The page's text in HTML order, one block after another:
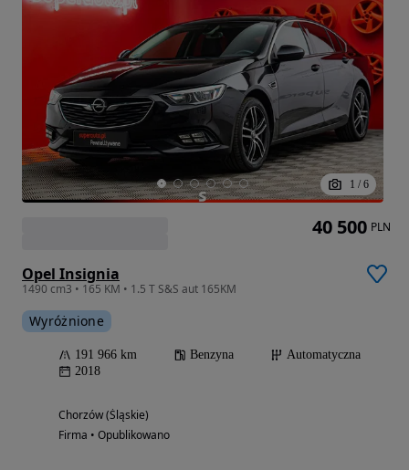
1 / 6
Opel Insignia
1490 cm3 • 165 KM • 1.5 T S&S aut 165KM
Wyróżnione
191 966 km Benzyna
Automatyczna
2018
Chorzów (Śląskie)
Firma • Opublikowano
40 500 PLN